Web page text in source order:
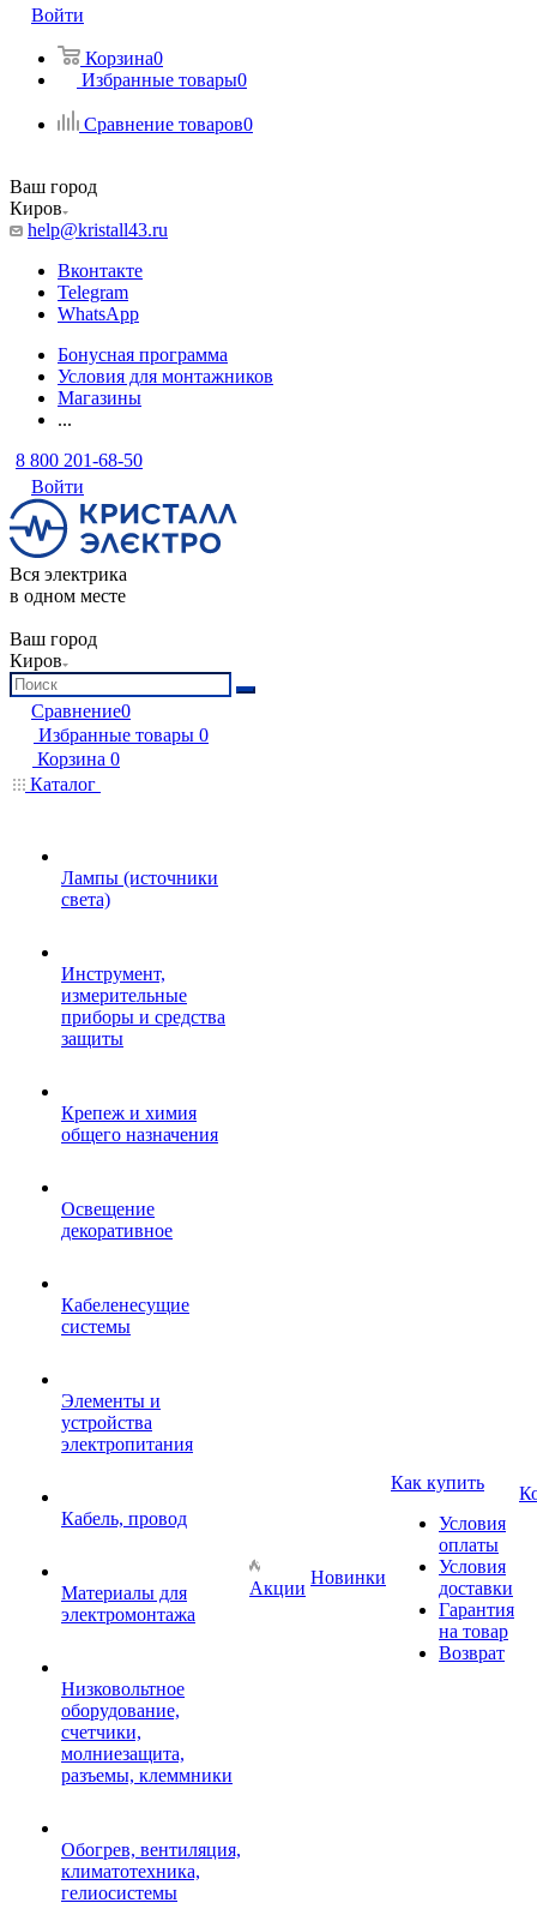
Войти
Корзина0
Избранные товары0
Сравнение товаров0
Ваш город
Киров
help@kristall43.ru
Вконтакте
Telegram
WhatsApp
Бонусная программа
Условия для монтажников
Магазины
...
8 800 201-68-50
Войти
Вся электрика
в одном месте
Ваш город
Киров
Сравнение0
Избранные товары 0
Корзина 0
Каталог
Лампы (источники
света)
Инструмент,
измерительные
приборы и средства
защиты
Крепеж и химия
общего назначения
Освещение
декоративное
Кабеленесущие
системы
Элементы и
устройства
электропитания
Кабель, провод
Материалы для
электромонтажа
Низковольтное
оборудование,
счетчики,
молниезащита,
разъемы, клеммники
Обогрев, вентиляция,
климатотехника,
гелиосистемы
Акции
Новинки
Как купить
Условия
оплаты
Условия
доставки
Гарантия
на товар
Возврат